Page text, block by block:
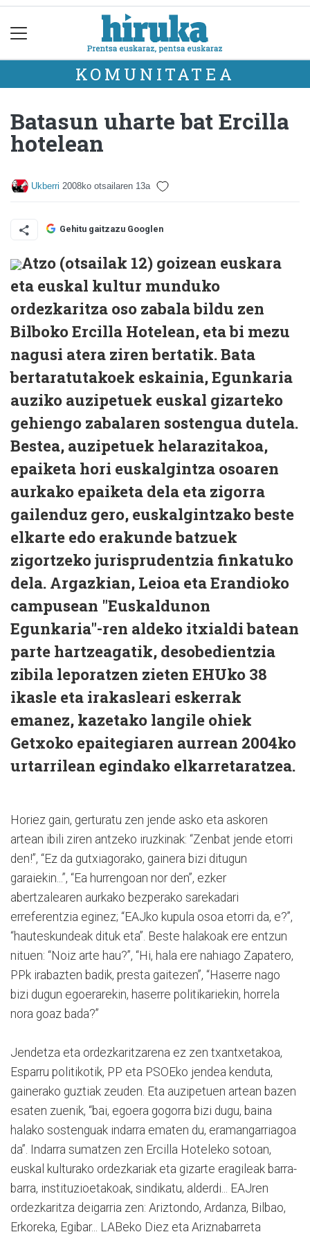
KOMUNITATEA
Batasun uharte bat Ercilla
hotelean
Ukberri 2008ko otsailaren 13a
Gehitu gaitzazu Googlen
Atzo (otsailak 12) goizean euskara
eta euskal kultur munduko
ordezkaritza oso zabala bildu zen
Bilboko Ercilla Hotelean, eta bi mezu
nagusi atera ziren bertatik. Bata
bertaratutakoek eskainia, Egunkaria
auziko auzipetuek euskal gizarteko
gehiengo zabalaren sostengua dutela.
Bestea, auzipetuek helarazitakoa,
epaiketa hori euskalgintza osoaren
aurkako epaiketa dela eta zigorra
gailenduz gero, euskalgintzako beste
elkarte edo erakunde batzuek
zigortzeko jurisprudentzia finkatuko
dela. Argazkian, Leioa eta Erandioko
campusean "Euskaldunon
Egunkaria"-ren aldeko itxialdi batean
parte hartzeagatik, desobedientzia
zibila leporatzen zieten EHUko 38
ikasle eta irakasleari eskerrak
emanez, kazetako langile ohiek
Getxoko epaitegiaren aurrean 2004ko
urtarrilean egindako elkarretaratzea.
Horiez gain, gerturatu zen jende asko eta askoren
artean ibili ziren antzeko iruzkinak: “Zenbat jende etorri
den!”, “Ez da gutxiagorako, gainera bizi ditugun
garaiekin...”, “Ea hurrengoan nor den”, ezker
abertzalearen aurkako bezperako sarekadari
erreferentzia eginez; “EAJko kupula osoa etorri da, e?”,
“hauteskundeak dituk eta”. Beste halakoak ere entzun
nituen: “Noiz arte hau?”, “Hi, hala ere nahiago Zapatero,
PPk irabazten badik, presta gaitezen”, “Haserre nago
bizi dugun egoerarekin, haserre politikariekin, horrela
nora goaz bada?”
Jendetza eta ordezkaritzarena ez zen txantxetakoa,
Esparru politikotik, PP eta PSOEko jendea kenduta,
gainerako guztiak zeuden. Eta auzipetuen artean bazen
esaten zuenik, “bai, egoera gogorra bizi dugu, baina
halako sostenguak indarra ematen du, eramangarriagoa
da”. Indarra sumatzen zen Ercilla Hoteleko sotoan,
euskal kulturako ordezkariak eta gizarte eragileak barra-
barra, instituzioetakoak, sindikatu, alderdi... EAJren
ordezkaritza deigarria zen: Ariztondo, Ardanza, Bilbao,
Erkoreka, Egibar... LABeko Diez eta Ariznabarreta